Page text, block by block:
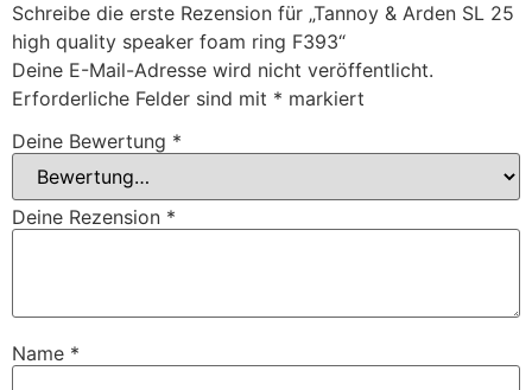
Schreibe die erste Rezension für „Tannoy & Arden SL 25
high quality speaker foam ring F393“
Deine E-Mail-Adresse wird nicht veröffentlicht.
Erforderliche Felder sind mit * markiert
Deine Bewertung *
Deine Rezension *
Name *